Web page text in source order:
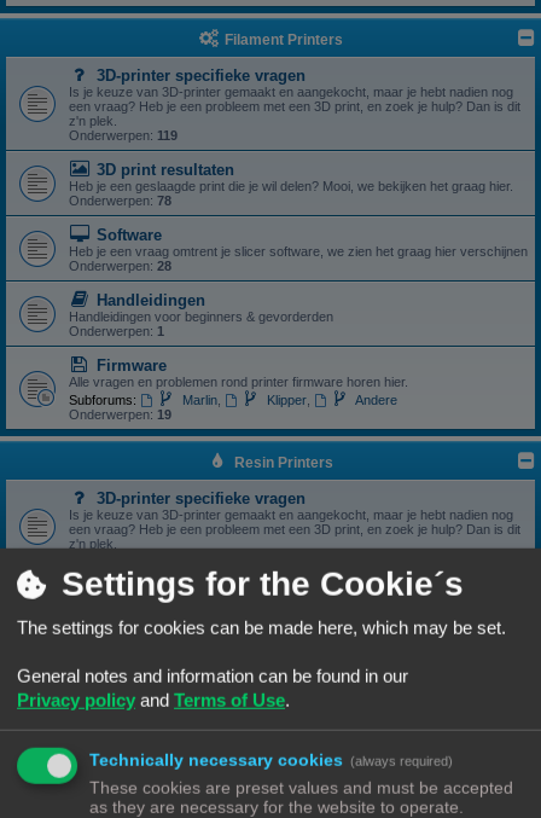
Filament Printers
3D-printer specifieke vragen
Is je keuze van 3D-printer gemaakt en aangekocht, maar je hebt nadien nog
een vraag? Heb je een probleem met een 3D print, en zoek je hulp? Dan is dit
z'n plek.
Onderwerpen: 119
3D print resultaten
Heb je een geslaagde print die je wil delen? Mooi, we bekijken het graag hier.
Onderwerpen: 78
Software
Heb je een vraag omtrent je slicer software, we zien het graag hier verschijnen
Onderwerpen: 28
Handleidingen
Handleidingen voor beginners & gevorderden
Onderwerpen: 1
Firmware
Alle vragen en problemen rond printer firmware horen hier.
Subforums:
Marlin Klipper
Andere
Onderwerpen: 19
Resin Printers
3D-printer specifieke vragen
Is je keuze van 3D-printer gemaakt en aangekocht, maar je hebt nadien nog
een vraag? Heb je een probleem met een 3D print, en zoek je hulp? Dan is dit
z'n plek.
3D print resultaten
Onderwerpen:6
Heb je een vraag omtrent je slicer software, we zien het graag hier
Onderwerpen:5
Handleidingen voor beginners & gevorderden
Zelfbouwprinters
Settings for the Cookie´s
The settings for cookies can be made here, which may be set.
General notes and information can be found in our
Privacy policy and Terms of Use.
Technically necessary cookies (always required)
These cookies are preset values and must be accepted
as they are necessary for the website to operate.